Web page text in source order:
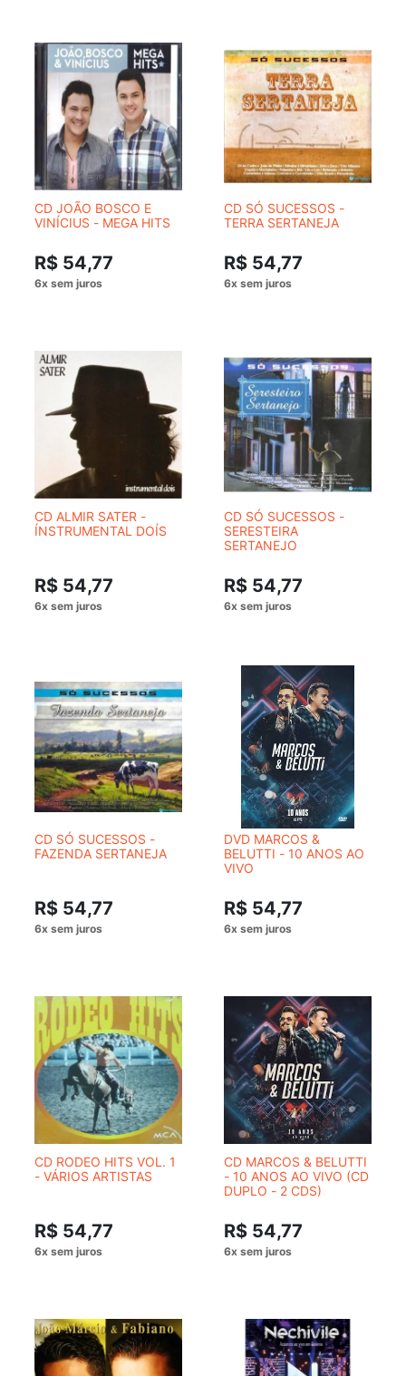
CD JOÃO BOSCO E
VINÍCIUS - MEGA HITS
R$ 54,77
CD SÓ SUCESSOS -
TERRA SERTANEJA
R$ 54,77
CD ALMIR SATER -
ÍNSTRUMENTAL DOÍS
R$ 54,77
CD SÓ SUCESSOS -
SERESTEIRA
SERTANEJO
R$ 54,77
CD SÓ SUCESSOS -
FAZENDA SERTANEJA
R$ 54,77
DVD MARCOS &
BELUTTI - 10 ANOS AO
VIVO
R$ 54,77
CD RODEO HITS VOL. 1
- VÁRIOS ARTISTAS
R$ 54,77
CD MARCOS & BELUTTI
- 10 ANOS AO VIVO (CD
DUPLO - 2 CDS)
R$ 54,77